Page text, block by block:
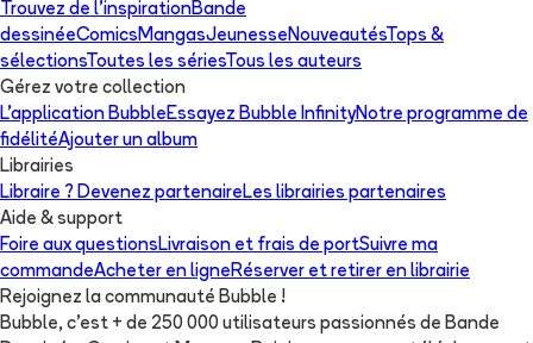
Trouvez de l'inspirationBande
dessinéeComicsMangasJeunesseNouveautésTops &
sélectionsToutes les sériesTous les auteurs
Gérez votre collection
L'application BubbleEssayez Bubble InfinityNotre programme de
fidélitéAjouter un album
Librairies
Libraire ? Devenez partenaireLes librairies partenaires
Aide & support
Foire aux questionsLivraison et frais de portSuivre ma
commandeAcheter en ligneRéserver et retirer en librairie
Rejoignez la communauté Bubble !
Bubble, c'est + de 250 000 utilisateurs passionnés de Bande